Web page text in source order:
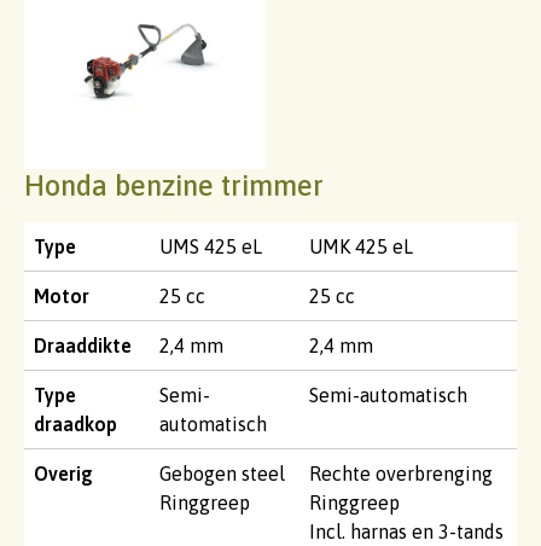
Honda benzine trimmer
Type UMS 425 eL UMK 425 eL
Motor 25 cc 25 cc
Draaddikte 2,4 mm 2,4 mm
Type
draadkop
Semi-
automatisch
Semi-automatisch
Overig
Gebogen steel
Ringgreep
Rechte overbrenging
Ringgreep
Incl. harnas en 3-tands